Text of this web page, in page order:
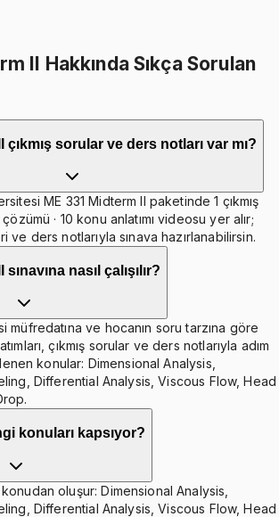
II Hakkında Sıkça Sorulan
çıkmış sorular ve ders notları var mı?
ME 331 Midterm II paketinde 1 çıkmış
çözümü · 10 konu anlatımı videosu yer alır;
ve ders notlarıyla sınava hazırlanabilirsin.
nasıl çalışılır?
müfredatına ve hocanın soru tarzına göre
çıkmış sorular ve ders notlarıyla adım
konular: Dimensional Analysis,
Differential Analysis, Viscous Flow, Head
konuları kapsıyor?
oluşur: Dimensional Analysis,
Differential Analysis, Viscous Flow, Head